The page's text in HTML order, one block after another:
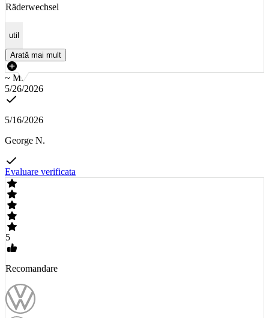
Räderwechsel
util
Arată mai mult
~ M.
5/26/2026
5/16/2026
George N.
Evaluare verificata
5
Recomandare